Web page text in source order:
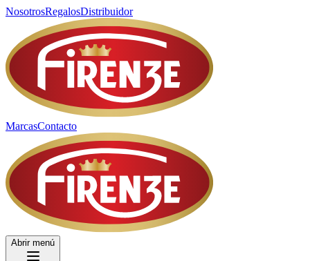
NosotrosRegalosDistribuidor
MarcasContacto
Abrir menú